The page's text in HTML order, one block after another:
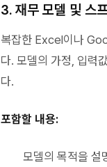
3. 재무 모델 및 스
복잡한 Excel이나
다. 모델의 가정, 입력
다.
포함할 내용:
모델의 목적을 설